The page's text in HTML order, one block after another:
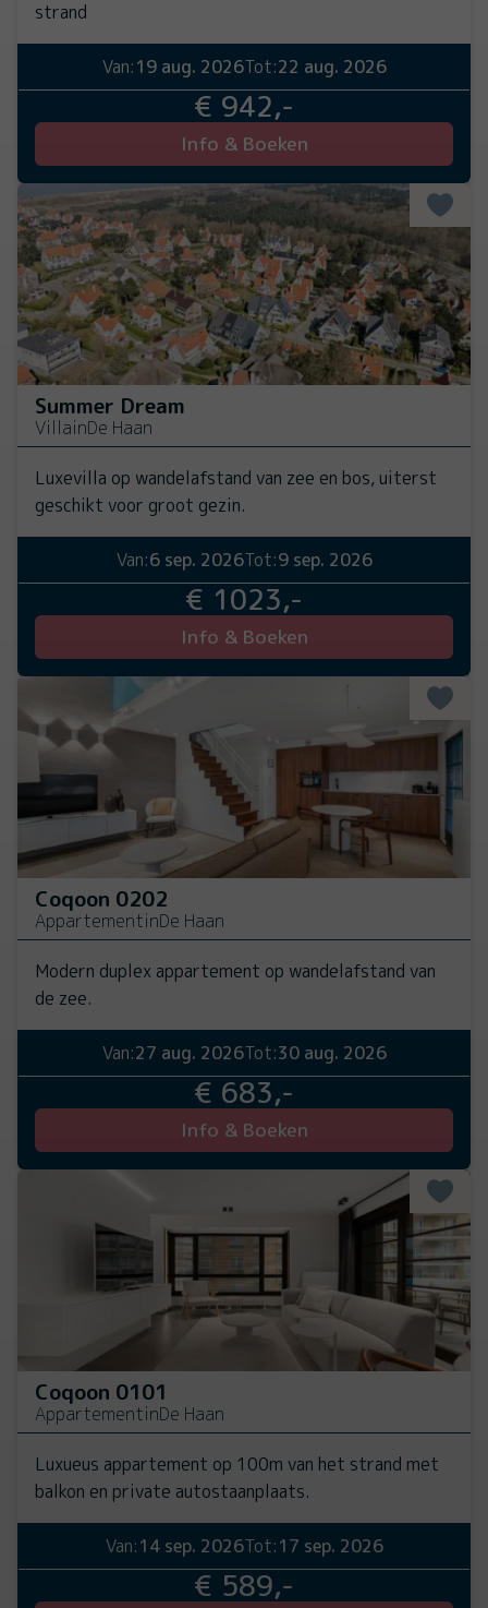
strand
Van:19 aug. 2026Tot:22 aug. 2026
€ 942,-
Info & Boeken
Summer Dream
VillainDe Haan
Luxevilla op wandelafstand van zee en bos, uiterst
geschikt voor groot gezin.
Van:6 sep. 2026Tot:9 sep. 2026
€ 1023,-
Info & Boeken
Coqoon 0202
AppartementinDe Haan
Modern duplex appartement op wandelafstand van
de zee.
Van:27 aug. 2026Tot:30 aug. 2026
€ 683,-
Info & Boeken
Coqoon 0101
AppartementinDe Haan
Luxueus appartement op 100m van het strand met
balkon en private autostaanplaats.
Van:14 sep. 2026Tot:17 sep. 2026
€ 589,-